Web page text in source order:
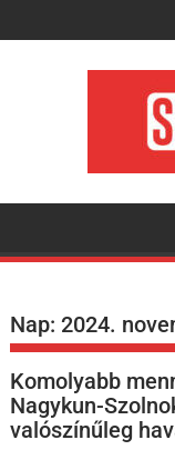
to
Nap:2024.
Komolyabb
Nagykun-
valószínűleg